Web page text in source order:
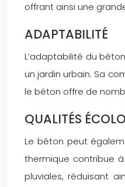
offrant ainsi une
ADAPTABILITÉ
L’adaptabilité du
un jardin urbain. Sa
le béton offre de
QUALITÉS
Le béton peut
thermique contribue
pluviales, réduisant